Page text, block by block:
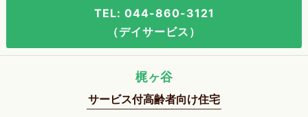
TEL: 044-860-3121
（デイサービス）
梶ヶ谷
サービス付高齢者向け住宅